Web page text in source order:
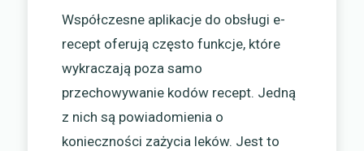
Współczesne aplikacje do obsługi e-
recept oferują często funkcje, które
wykraczają poza samo
przechowywanie kodów recept. Jedną
z nich są powiadomienia o
konieczności zażycia leków. Jest to